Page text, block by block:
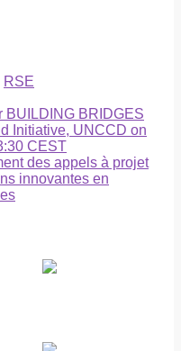
RSE
BUILDING BRIDGES
Initiative, UNCCD on
CEST
des appels à projet
innovantes en